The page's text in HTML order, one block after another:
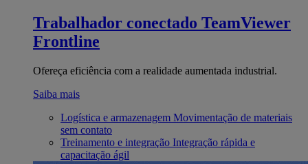
Trabalhador conectado TeamViewer
Frontline
Ofereça eficiência com a realidade aumentada industrial.
Saiba mais
Logística e armazenagem Movimentação de materiais
sem contato
Treinamento e integração Integração rápida e
capacitação ágil